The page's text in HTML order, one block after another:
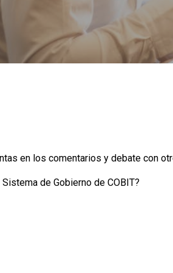
en los comentarios y debate con
de Gobierno de COBIT?